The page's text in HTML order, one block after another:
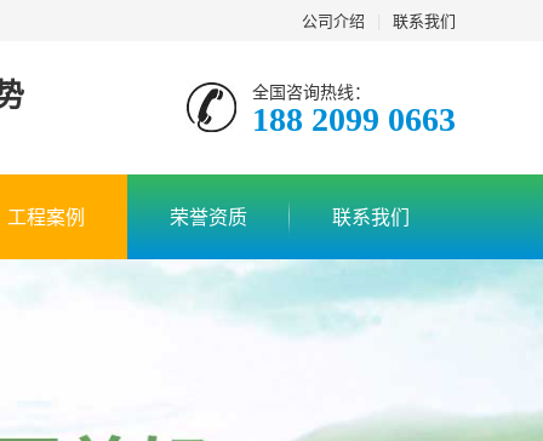
公司介绍 联系我们
全国咨询热线：
188 2099 0663
工程案例 荣誉资质 联系我们